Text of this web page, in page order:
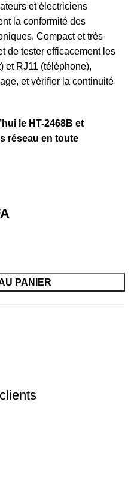
et électriciens
la conformité des
Compact et très
de tester efficacement les
et RJ11 (téléphone),
et vérifier la continuité
le HT-2468B et
réseau en toute
PANIER